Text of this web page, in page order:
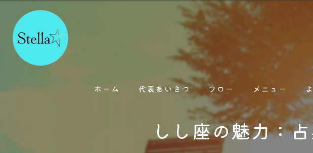
ホーム 代表あいさつ フロー メニュー
しし座の魅力：